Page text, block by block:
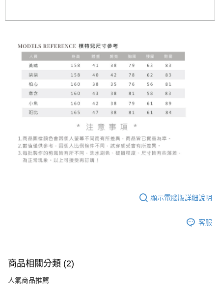
顯示電腦版詳細說明
客服
商品相關分類 (2)
人氣商品推薦